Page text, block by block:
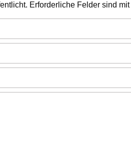
Erforderliche Felder sind mit